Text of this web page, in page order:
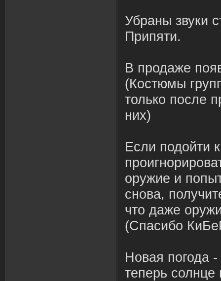
Убраны звуки
Припяти.
В продаже
(Костюмы
только после
них)
Если подойти
оружие и
снова,
что даже
(Спасибо
Новая погода
теперь солнце